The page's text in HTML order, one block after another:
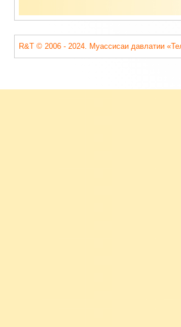
R&T © 2006 - 2024. Муассисаи давлатии